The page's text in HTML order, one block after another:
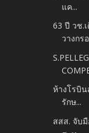
แค...
63 ปี วช.
วางกร
ห้างโรบิน
รักษ...
สสส. จับ